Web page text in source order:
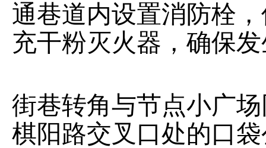
通巷道内设置消防栓
充干粉灭火器，确保
街巷转角与节点小广
棋阳路交叉口处的口